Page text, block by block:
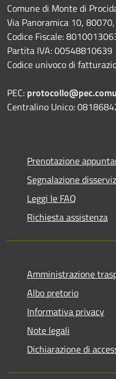
Comune di Monte di
Via Panoramica 10,
Codice Fiscale:
Partita IVA: 00548810639
Codice univoco di
PEC:
Centralino Unico:
Prenotazione
Segnalazione
Leggi le FAQ
Richiesta assistenza
Amministrazione
Albo pretorio
Informativa privacy
Note legali
Dichiarazione di